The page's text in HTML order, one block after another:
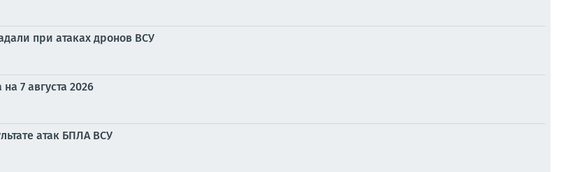
при атаках дронов ВСУ
7 августа 2026
атак БПЛА ВСУ